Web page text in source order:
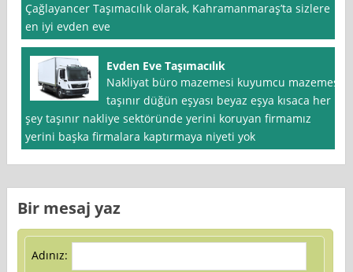
Çağlayancer Taşımacılık olarak, Kahramanmaraş’ta sizlere
en iyi evden eve
Evden Eve Taşımacılık
Nakliyat büro mazemesi kuyumcu mazemesi
taşınır düğün eşyası beyaz eşya kısaca her
şey taşınır nakliye sektöründe yerini koruyan firmamız
yerini başka firmalara kaptırmaya niyeti yok
Bir mesaj yaz
Adınız: